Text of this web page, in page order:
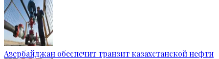
Азербайджан обеспечит транзит казахстанской нефти